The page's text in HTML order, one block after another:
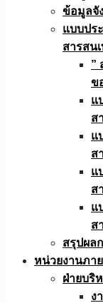
ข้อมูลจั
แบบปร
สารสน
”
ข
แ
ส
แ
ส
แ
ส
แ
ส
สรุปผล
หน่วยงานภา
ฝ่ายบริ
ง